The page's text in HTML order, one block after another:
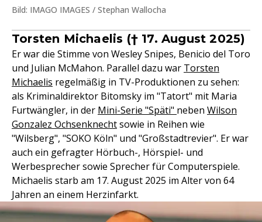
Bild: IMAGO IMAGES / Stephan Wallocha
Torsten Michaelis († 17. August 2025)
Er war die Stimme von Wesley Snipes, Benicio del Toro
und Julian McMahon. Parallel dazu war Torsten
Michaelis regelmäßig in TV-Produktionen zu sehen:
als Kriminaldirektor Bitomsky im "Tatort" mit Maria
Furtwängler, in der Mini-Serie "Späti" neben Wilson
Gonzalez Ochsenknechtsowie in Reihen wie
"Wilsberg", "SOKO Köln" und "Großstadtrevier". Er war
auch ein gefragter Hörbuch-, Hörspiel- und
Werbesprecher sowie Sprecher für Computerspiele.
Michaelis starb am 17. August 2025 im Alter von 64
Jahren an einem Herzinfarkt.